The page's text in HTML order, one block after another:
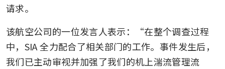
请求。
该航空公司的一位发言人表示：“在整个调查过程
中，SIA 全力配合了相关部门的工作。事件发生后，
我们已主动审视并加强了我们的机上湍流管理流